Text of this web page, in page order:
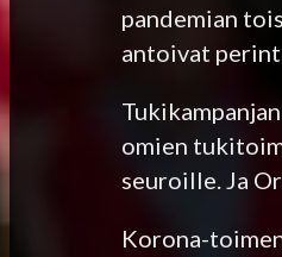
pandemian
antoivat
omien
seuroille. Ja
Korona-